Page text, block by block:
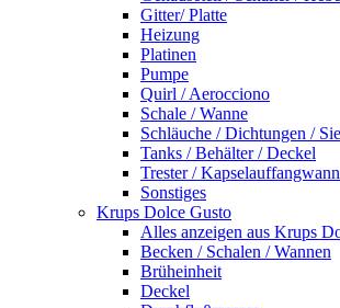
Gitter/ Platte
Heizung
Platinen
Pumpe
Quirl / Aerocciono
Schale / Wanne
Schläuche / Dichtungen /
Tanks / Behälter / Deckel
Trester /
Sonstiges
Krups Dolce Gusto
Alles anzeigen aus Krups
Becken / Schalen / Wannen
Brüheinheit
Deckel